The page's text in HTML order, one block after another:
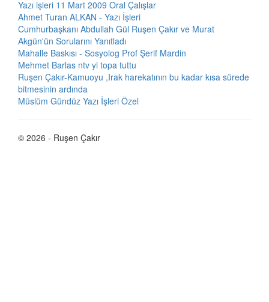
Yazı işleri 11 Mart 2009 Oral Çalışlar
Ahmet Turan ALKAN - Yazı İşleri
Cumhurbaşkanı Abdullah Gül Ruşen Çakır ve Murat
Akgün'ün Sorularını Yanıtladı
Mahalle Baskısı - Sosyolog Prof Şerif Mardin
Mehmet Barlas ntv yi topa tuttu
Ruşen Çakır-Kamuoyu ,Irak harekatının bu kadar kısa sürede
bitmesinin ardında
Müslüm Gündüz Yazı İşleri Özel
© 2026 - Ruşen Çakır